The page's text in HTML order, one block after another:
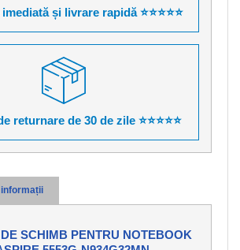
și livrare rapidă ⭐⭐⭐⭐⭐
returnare de 30 de zile ⭐⭐⭐⭐⭐
informații
SCHIMB PENTRU NOTEBOOK